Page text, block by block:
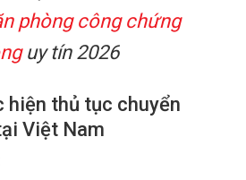
phòng công chứng
uy tín 2026
hiện thủ tục chuyển
Việt Nam